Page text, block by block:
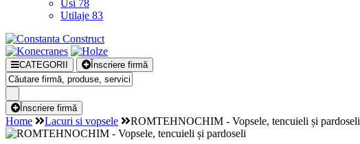
Usi 78
Utilaje 83
CATEGORII Înscriere firmă
Înscriere firmă
Home Lacuri si vopsele ROMTEHNOCHIM - Vopsele, tencuieli și pardoseli